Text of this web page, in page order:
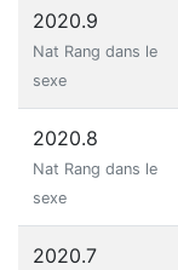
2020.9
Nat Rang dans le
sexe
2020.8
Nat Rang dans le
sexe
2020.7